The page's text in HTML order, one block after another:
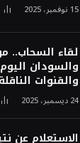
15 نوفمبر، 2025
لقاء السحاب..
والقنوات الناقلة
24 ديسمبر، 2025